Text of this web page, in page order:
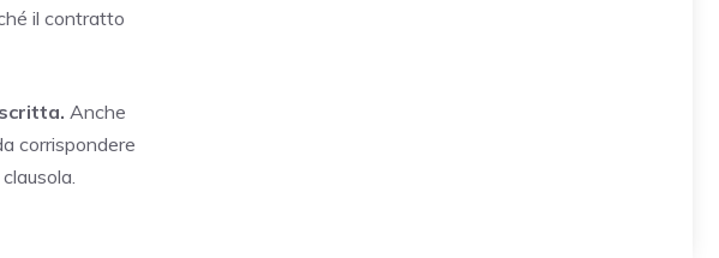
il contratto
Anche
corrispondere